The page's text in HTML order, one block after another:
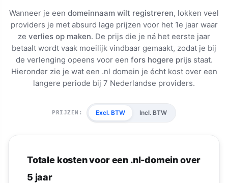
Wanneer je een domeinnaam wilt registreren, lokken veel
providers je met absurd lage prijzen voor het 1e jaar waar
ze verlies op maken. De prijs die je ná het eerste jaar
betaalt wordt vaak moeilijk vindbaar gemaakt, zodat je bij
de verlenging opeens voor een fors hogere prijsstaat.
Hieronder zie je wat een .nl domein je écht kost over een
langere periode bij 7 Nederlandse providers.
PRIJZEN: Excl. BTW Incl. BTW
Totale kosten voor een .nl-domein over
5 jaar